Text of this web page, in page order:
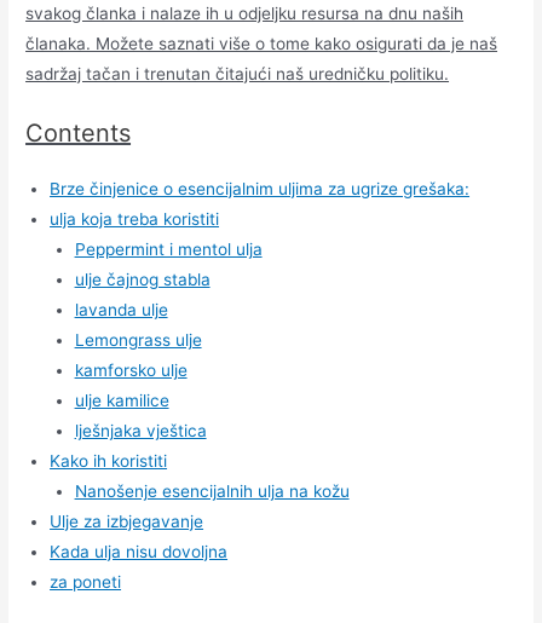
svakog članka i nalaze ih u odjeljku resursa na dnu naših
članaka. Možete saznati više o tome kako osigurati da je naš
sadržaj tačan i trenutan čitajući naš uredničku politiku.
Contents
Brze činjenice o esencijalnim uljima za ugrize grešaka:
ulja koja treba koristiti
Peppermint i mentol ulja
ulje čajnog stabla
lavanda ulje
Lemongrass ulje
kamforsko ulje
ulje kamilice
lješnjaka vještica
Kako ih koristiti
Nanošenje esencijalnih ulja na kožu
Ulje za izbjegavanje
Kada ulja nisu dovoljna
za poneti